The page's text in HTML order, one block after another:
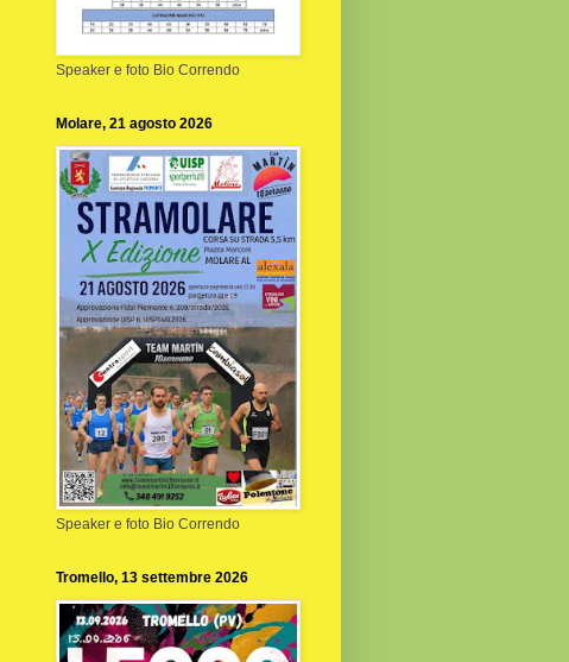
Speaker e foto Bio Correndo
Molare, 21 agosto 2026
Speaker e foto Bio Correndo
Tromello, 13 settembre 2026